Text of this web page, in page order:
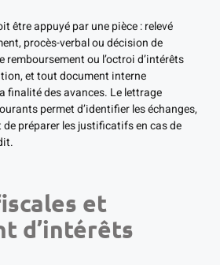
être appuyé par une pièce : relevé
procès-verbal ou décision de
remboursement ou l’octroi d’intérêts
et tout document interne
finalité des avances. Le lettrage
permet d’identifier les échanges,
de préparer les justificatifs en cas de
et
d’intérêts